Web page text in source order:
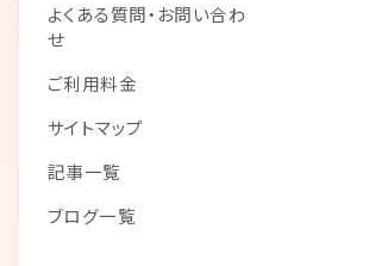
よくある質問・お問い合わ
せ
ご利用料金
サイトマップ
記事一覧
ブログ一覧